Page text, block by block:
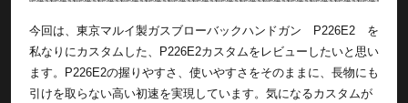
今回は、東京マルイ製ガスブローバックハンドガン P226E2 を
私なりにカスタムした、P226E2カスタムをレビューしたいと思い
ます。P226E2の握りやすさ、使いやすさをそのままに、長物にも
引けを取らない高い初速を実現しています。気になるカスタムが